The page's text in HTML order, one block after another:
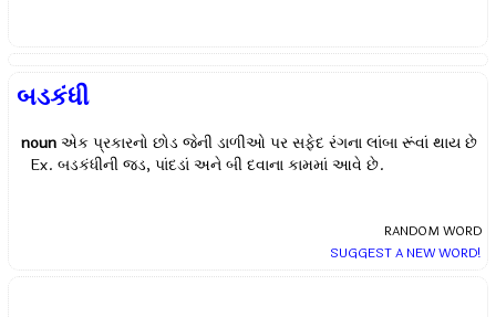
બડકંધી
noun એક પ્રકારનો છોડ જેની ડાળીઓ પર સફેદ રંગના લાંબા રૂંવાં થાય છે
Ex.બડકંધીની જડ, પાંદડાં અને બી દવાના કામમાં આવે છે.
RANDOM WORD
SUGGEST A NEW WORD!